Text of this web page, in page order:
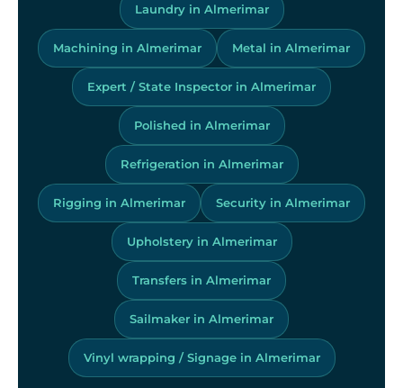
Laundry in Almerimar
Machining in Almerimar Metal in Almerimar
Expert / State Inspector in Almerimar
Polished in Almerimar
Refrigeration in Almerimar
Rigging in Almerimar Security in Almerimar
Upholstery in Almerimar
Transfers in Almerimar
Sailmaker in Almerimar
Vinyl wrapping / Signage in Almerimar